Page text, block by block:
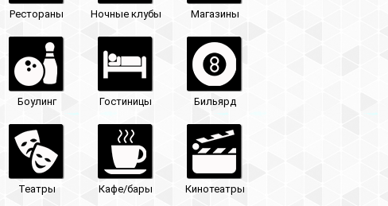
Рестораны Ночные клубы Магазины
Боулинг Гостиницы Бильярд
Театры Кафе/бары Кинотеатры